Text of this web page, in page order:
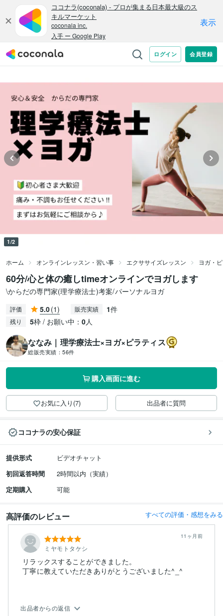
1/2
ホーム オンラインレッスン・習い事 エクササイズレッスン ヨガ・
60分/心と体の癒しtimeオンラインでヨガします
\からだの専門家(理学療法士)考案/パーソナルヨガ
評価 5.0(1) 販売実績 1件
残り 5枠 / お願い中： 0人
ななみ｜理学療法士×ヨガ×ピラティス
総販売実績： 56件
購入画面に進む
お気に入り(7) 出品者に質問
ココナラの安心保証
提供形式
ビデオチャット
初回返答時間
2時間以内（実績）
定期購入
可能
高評価のレビュー すべての評価・感想をみる
ミヤモトタケシ
11ヶ月前
リラックスすることができました。
丁寧に教えていただきありがとうございました^_^
出品者からの返信